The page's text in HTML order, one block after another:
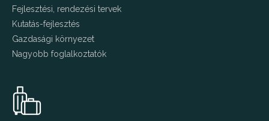
Fejlesztési, rendezési tervek
Kutatás-fejlesztés
Gazdasági környezet
Nagyobb foglalkoztatók